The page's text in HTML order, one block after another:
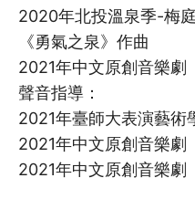
2020年北投溫泉季-梅
《勇氣之泉》作曲
2021年中文原創音樂劇
聲音指導：
2021年臺師大表演藝術
2021年中文原創音樂劇
2021年中文原創音樂劇